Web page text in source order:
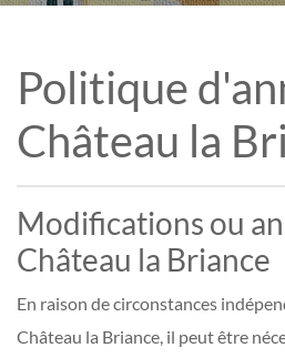
Politique
Château la
Modifications ou
Château la Briance
En raison de circonstances
Château la Briance, il peut être